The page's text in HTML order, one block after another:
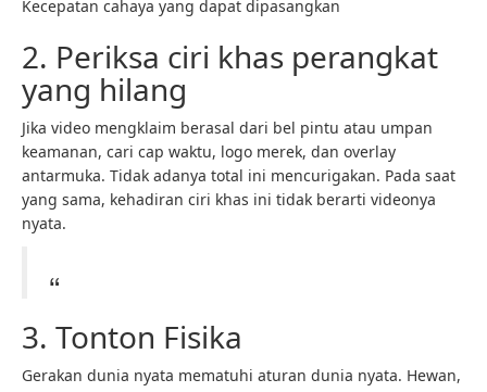
Kecepatan cahaya yang dapat dipasangkan
2. Periksa ciri khas perangkat
yang hilang
Jika video mengklaim berasal dari bel pintu atau umpan
keamanan, cari cap waktu, logo merek, dan overlay
antarmuka. Tidak adanya total ini mencurigakan. Pada saat
yang sama, kehadiran ciri khas ini tidak berarti videonya
nyata.
3. Tonton Fisika
Gerakan dunia nyata mematuhi aturan dunia nyata. Hewan,